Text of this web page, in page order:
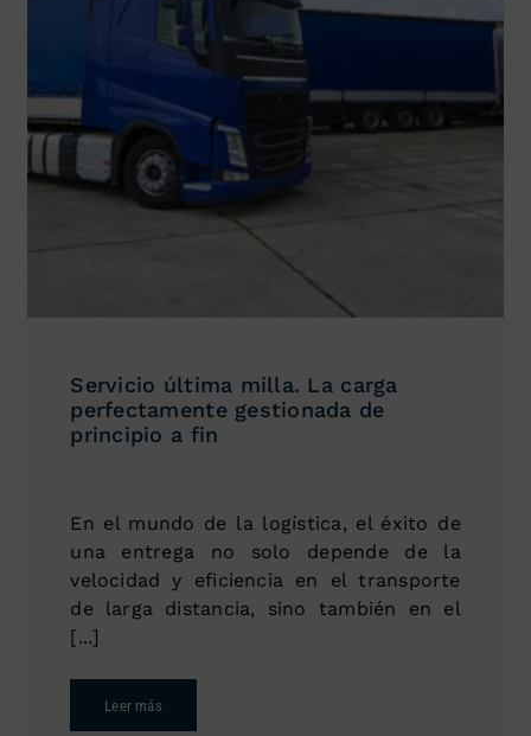
Servicio última milla. La carga
perfectamente gestionada de
principio a fin
En el mundo de la logística, el éxito de
una entrega no solo depende de la
velocidad y eficiencia en el transporte
de larga distancia, sino también en el
[...]
Leer más